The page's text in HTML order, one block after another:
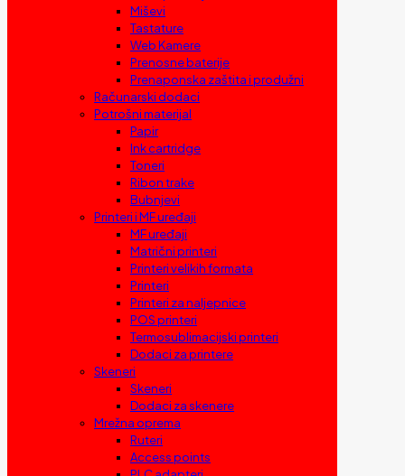
Miševi
Tastature
Web Kamere
Prenosne baterije
Prenaponska zaštita i produžni
Računarski dodaci
Potrošni materijal
Papir
Ink cartridge
Toneri
Ribon trake
Bubnjevi
Printeri i MF uređaji
MF uređaji
Matrični printeri
Printeri velikih formata
Printeri
Printeri za naljepnice
POS printeri
Termosublimacijski printeri
Dodaci za printere
Skeneri
Skeneri
Dodaci za skenere
Mrežna oprema
Ruteri
Access points